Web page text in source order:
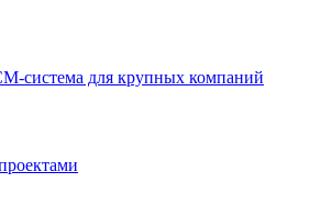
система для крупных компаний